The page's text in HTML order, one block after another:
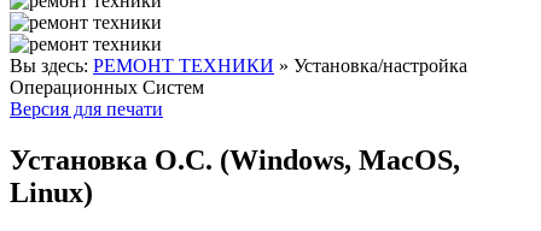
Вы здесь: РЕМОНТ ТЕХНИКИ » Установка/настройка
Операционных Систем
Версия для печати
Установка О.С. (Windows, MacOS,
Linux)